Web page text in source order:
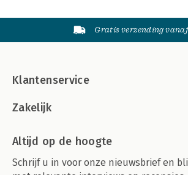
Gratis verzending
Klantenservice
Zakelijk
Altijd op de hoogte
Schrijf u in voor onze nieuwsbrief en